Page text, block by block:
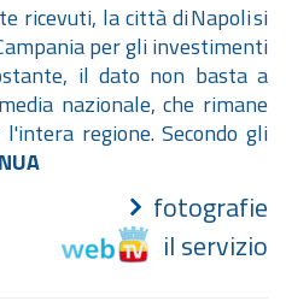
ricevuti, la città di Napoli si
per gli investimenti
il dato non basta a
nazionale, che rimane
regione. Secondo gli
fotografie
il servizio